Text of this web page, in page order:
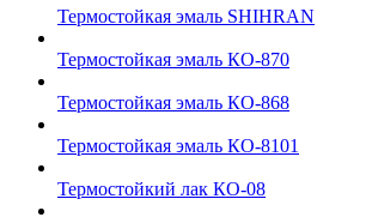
Термостойкая эмаль SHIHRAN
Термостойкая эмаль КО-870
Термостойкая эмаль КО-868
Термостойкая эмаль КО-8101
Термостойкий лак КО-08